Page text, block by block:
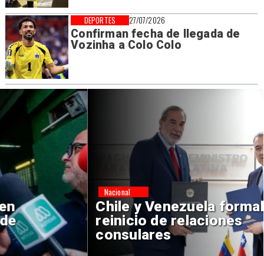
27/07/2026
Confirman fecha de llegada de
Vozinha a Colo Colo
DEPORTES
Chile y Venezuela formalizan
reinicio de relaciones
consulares
Nacional